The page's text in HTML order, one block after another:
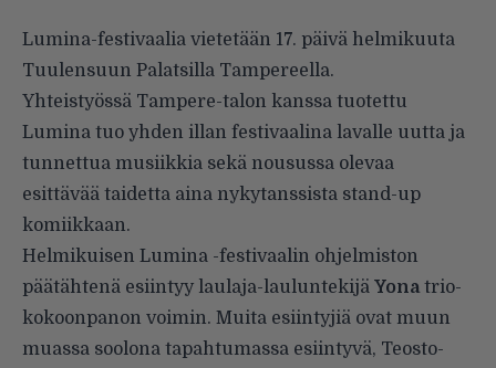
Lumina-festivaalia vietetään 17. päivä helmikuuta
Tuulensuun Palatsilla Tampereella.
Yhteistyössä Tampere-talon kanssa tuotettu
Lumina tuo yhden illan festivaalina lavalle uutta ja
tunnettua musiikkia sekä nousussa olevaa
esittävää taidetta aina nykytanssista stand-up
komiikkaan.
Helmikuisen Lumina -festivaalin ohjelmiston
päätähtenä esiintyy laulaja-lauluntekijä Yona trio-
kokoonpanon voimin. Muita esiintyjiä ovat muun
muassa soolona tapahtumassa esiintyvä, Teosto-